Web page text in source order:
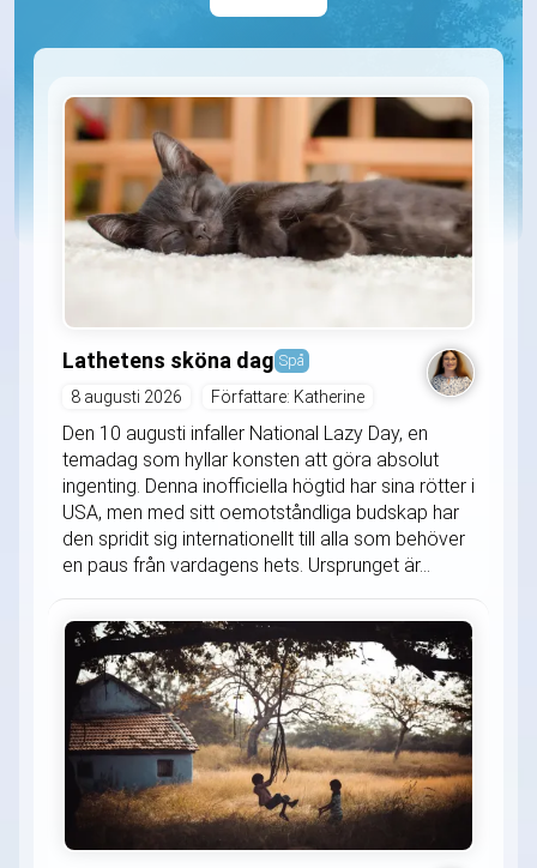
Lathetens sköna dag Spå
8 augusti 2026 Författare: Katherine
Den 10 augusti infaller National Lazy Day, en
temadag som hyllar konsten att göra absolut
ingenting. Denna inofficiella högtid har sina rötter i
USA, men med sitt oemotståndliga budskap har
den spridit sig internationellt till alla som behöver
en paus från vardagens hets. Ursprunget är...